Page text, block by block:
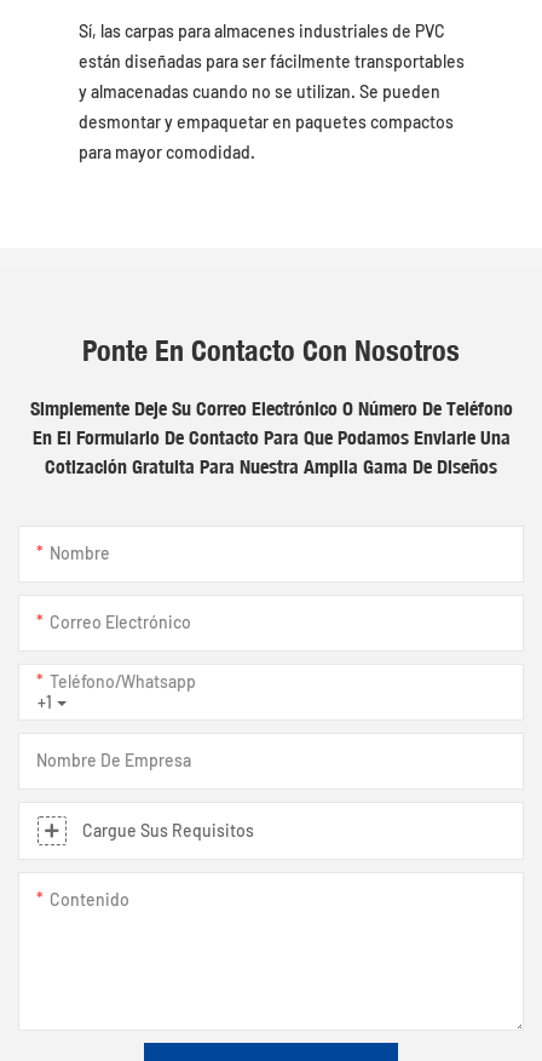
Sí, las carpas para almacenes industriales de PVC
están diseñadas para ser fácilmente transportables
y almacenadas cuando no se utilizan. Se pueden
desmontar y empaquetar en paquetes compactos
para mayor comodidad.
Ponte En Contacto Con Nosotros
Simplemente Deje Su Correo Electrónico O Número De Teléfono
En El Formulario De Contacto Para Que Podamos Enviarle Una
Cotización Gratuita Para Nuestra Amplia Gama De Diseños
Nombre
Correo Electrónico
+1
Teléfono/whatsapp
Nombre De Empresa
Cargue Sus Requisitos
Contenido